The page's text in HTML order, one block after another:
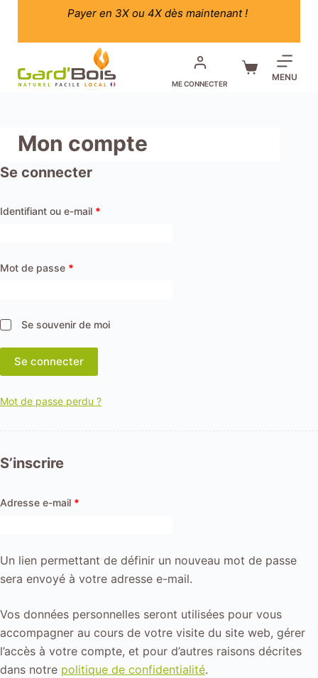
contenu
Payer en 3X ou 4X dès maintenant !
ME CONNECTER
PanierMENU
Mon compte
Se connecter
Identifiant ou e-mail *
Mot de passe *
Se souvenir de moi
Se connecter
Mot de passe perdu ?
S’inscrire
Adresse e-mail *
Un lien permettant de définir un nouveau mot de passe
sera envoyé à votre adresse e-mail.
Vos données personnelles seront utilisées pour vous
accompagner au cours de votre visite du site web, gérer
l’accès à votre compte, et pour d’autres raisons décrites
dans notre politique de confidentialité.